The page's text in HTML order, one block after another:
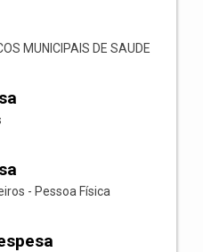
MUNICIPAIS DE SAUDE
- Pessoa Física